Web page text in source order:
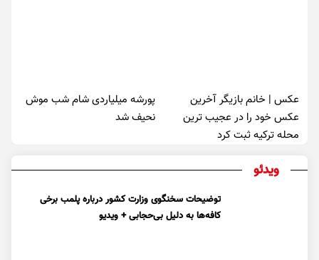
عکس | خانم بازیگر آخرین
عکس خود را در عجیب ترین
محله ترکیه ثبت کرد
پورشه میلیاردی شام شب موش‌
نحیف شد
ویدئو
توضیحات سخنگوی وزارت کشور درباره پلمب برخی
کافه‌ها به دلیل بی‌حجابی + ویدیو